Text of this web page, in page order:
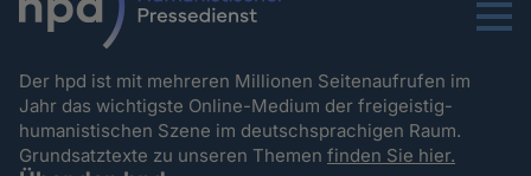
Menu
Der hpd ist mit mehreren Millionen Seitenaufrufen im
Jahr das wichtigste Online-Medium der freigeistig-
humanistischen Szene im deutschsprachigen Raum.
Grundsatztexte zu unseren Themenfinden Sie hier.